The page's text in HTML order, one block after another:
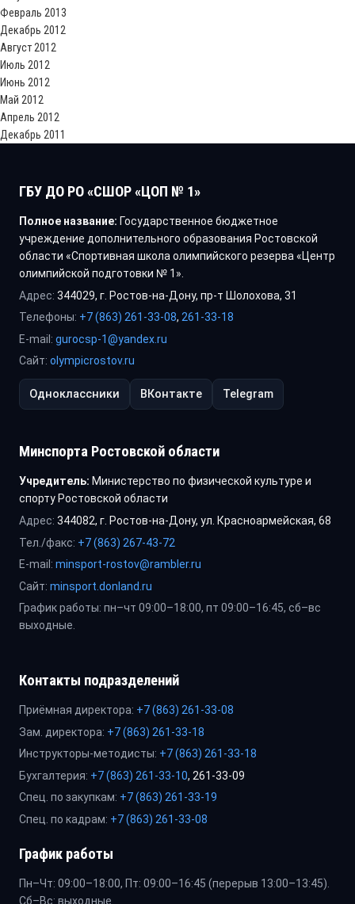
Февраль 2013
Декабрь 2012
Август 2012
Июль 2012
Июнь 2012
Май 2012
Апрель 2012
Декабрь 2011
ГБУ ДО РО «СШОР «ЦОП № 1»
Полное название: Государственное бюджетное
учреждение дополнительного образования Ростовской
области «Спортивная школа олимпийского резерва «Центр
олимпийской подготовки № 1».
Адрес: 344029, г. Ростов-на-Дону, пр-т Шолохова, 31
Телефоны: +7 (863) 261-33-08, 261-33-18
E-mail: gurocsp-1@yandex.ru
Сайт: olympicrostov.ru
Одноклассники ВКонтакте Telegram
Минспорта Ростовской области
Учредитель: Министерство по физической культуре и
спорту Ростовской области
Адрес: 344082, г. Ростов-на-Дону, ул. Красноармейская, 68
Тел./факс: +7 (863) 267-43-72
E-mail: minsport-rostov@rambler.ru
Сайт: minsport.donland.ru
График работы: пн–чт 09:00–18:00, пт 09:00–16:45, сб–вс
выходные.
Контакты подразделений
Приёмная директора: +7 (863) 261-33-08
Зам. директора: +7 (863) 261-33-18
Инструкторы-методисты: +7 (863) 261-33-18
Бухгалтерия: +7 (863) 261-33-10, 261-33-09
Спец. по закупкам: +7 (863) 261-33-19
Спец. по кадрам: +7 (863) 261-33-08
График работы
Пн–Чт: 09:00–18:00, Пт: 09:00–16:45 (перерыв 13:00–13:45).
Сб–Вс: выходные.